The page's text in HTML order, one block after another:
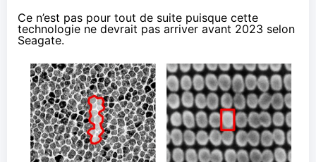
Ce n’est pas pour tout de suite puisque cette
technologie ne devrait pas arriver avant 2023 selon
Seagate.